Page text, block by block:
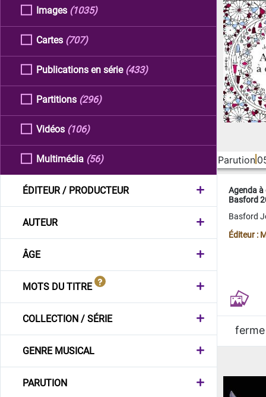
Images (1035)
Cartes (707)
Publications en série (433)
Partitions (296)
Vidéos (106)
Multimédia (56)
ÉDITEUR / PRODUCTEUR
AUTEUR
ÂGE
MOTS DU TITRE
COLLECTION / SÉRIE
GENRE MUSICAL
PARUTION
Parution
Agenda
Basford
Basford
Éditeur :
ferme